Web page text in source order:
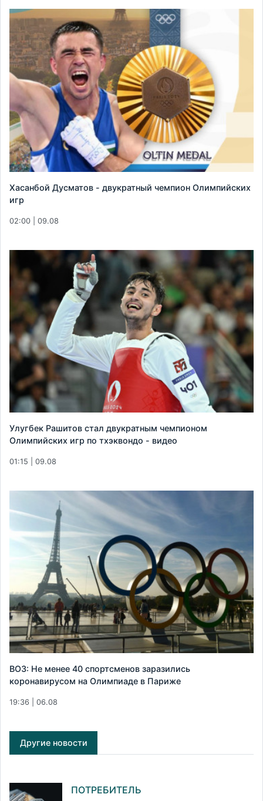
Хасанбой Дусматов - двукратный чемпион Олимпийских
игр
02:00 | 09.08
Улугбек Рашитов стал двукратным чемпионом
Олимпийских игр по тхэквондо - видео
01:15 | 09.08
ВОЗ: Не менее 40 спортсменов заразились
коронавирусом на Олимпиаде в Париже
19:36 | 06.08
Другие новости
ПОТРЕБИТЕЛЬ